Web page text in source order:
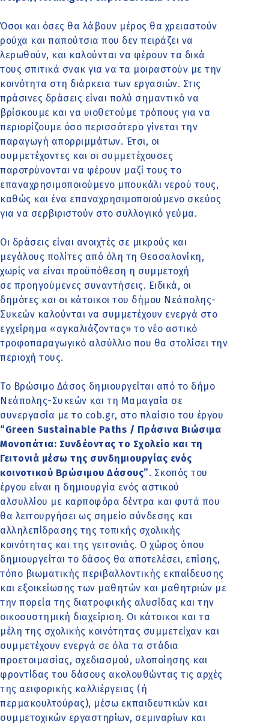
Όσοι και όσες θα λάβουν μέρος θα χρειαστούν
ρούχα και παπούτσια που δεν πειράζει να
λερωθούν, και καλούνται να φέρουν τα δικά
τους σπιτικά σνακ για να τα μοιραστούν με την
κοινότητα στη διάρκεια των εργασιών. Στις
πράσινες δράσεις είναι πολύ σημαντικό να
βρίσκουμε και να υιοθετούμε τρόπους για να
περιορίζουμε όσο περισσότερο γίνεται την
παραγωγή απορριμμάτων. Έτσι, οι
συμμετέχοντες και οι συμμετέχουσες
παροτρύνονται να φέρουν μαζί τους το
επαναχρησιμοποιούμενο μπουκάλι νερού τους,
καθώς και ένα επαναχρησιμοποιούμενο σκεύος
για να σερβιριστούν στο συλλογικό γεύμα.
Οι δράσεις είναι ανοιχτές σε μικρούς και
μεγάλους πολίτες από όλη τη Θεσσαλονίκη,
χωρίς να είναι προϋπόθεση η συμμετοχή
σε προηγούμενες συναντήσεις. Ειδικά, οι
δημότες και οι κάτοικοι του δήμου Νεάπολης-
Συκεών καλούνται να συμμετέχουν ενεργά στο
εγχείρημα «αγκαλιάζοντας» το νέο αστικό
τροφοπαραγωγικό αλσύλλιο που θα στολίσει την
περιοχή τους.
Το Βρώσιμο Δάσος δημιουργείται από το δήμο
Νεάπολης-Συκεών και τη Μαμαγαία σε
συνεργασία με το cob.gr, στο πλαίσιο του έργου
“Green Sustainable Paths / Πράσινα Βιώσιμα
Μονοπάτια: Συνδέοντας το Σχολείο και τη
Γειτονιά μέσω της συνδημιουργίας ενός
κοινοτικού Βρώσιμου Δάσους”. Σκοπός του
έργου είναι η δημιουργία ενός αστικού
αλσυλλίου με καρποφόρα δέντρα και φυτά που
θα λειτουργήσει ως σημείο σύνδεσης και
αλληλεπίδρασης της τοπικής σχολικής
κοινότητας και της γειτονιάς. Ο χώρος όπου
δημιουργείται το δάσος θα αποτελέσει, επίσης,
τόπο βιωματικής περιβαλλοντικής εκπαίδευσης
και εξοικείωσης των μαθητών και μαθητριών με
την πορεία της διατροφικής αλυσίδας και την
οικοσυστημική διαχείριση. Οι κάτοικοι και τα
μέλη της σχολικής κοινότητας συμμετείχαν και
συμμετέχουν ενεργά σε όλα τα στάδια
προετοιμασίας, σχεδιασμού, υλοποίησης και
φροντίδας του δάσους ακολουθώντας τις αρχές
της αειφορικής καλλιέργειας (ή
περμακουλτούρας), μέσω εκπαιδευτικών και
συμμετοχικών εργαστηρίων, σεμιναρίων και